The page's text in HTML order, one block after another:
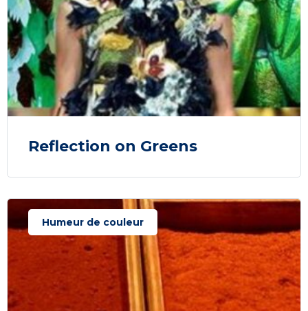
Reflection on Greens
Humeur de couleur